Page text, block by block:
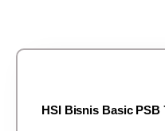
HSI Bisnis Basic PSB